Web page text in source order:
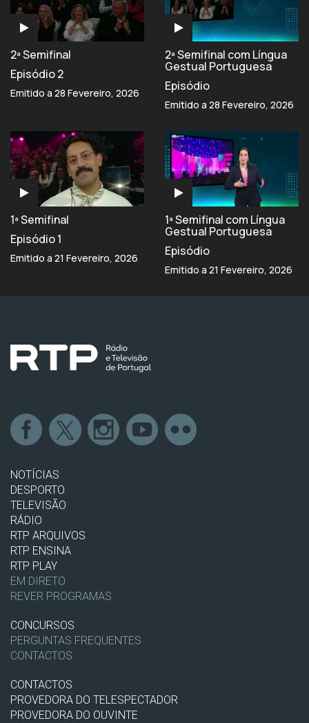
2ª Semifinal
Episódio 2
Emitido a 28 Fevereiro, 2026
2ª Semifinal com Língua
Gestual Portuguesa
Episódio
Emitido a 28 Fevereiro, 2026
1ª Semifinal
Episódio 1
Emitido a 21 Fevereiro, 2026
1ª Semifinal com Língua
Gestual Portuguesa
Episódio
Emitido a 21 Fevereiro, 2026
NOTÍCIAS
DESPORTO
TELEVISÃO
RÁDIO
RTP ARQUIVOS
RTP ENSINA
RTP PLAY
EM DIRETO
REVER PROGRAMAS
CONCURSOS
PERGUNTAS FREQUENTES
CONTACTOS
CONTACTOS
PROVEDORA DO TELESPECTADOR
PROVEDORA DO OUVINTE